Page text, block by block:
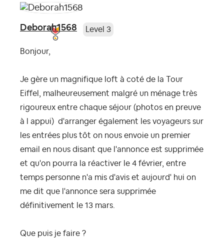
Deborah1568 Level 3
Bonjour,
Je gère un magnifique loft à coté de la Tour
Eiffel, malheureusement malgré un ménage très
rigoureux entre chaque séjour (photos en preuve
à l appui) d'arranger également les voyageurs sur
les entrées plus tôt on nous envoie un premier
email en nous disant que l'annonce est supprimée
et qu'on pourra la réactiver le 4 février, entre
temps personne n'a mis d'avis et aujourd' hui on
me dit que l'annonce sera supprimée
définitivement le 13 mars.
Que puis je faire ?